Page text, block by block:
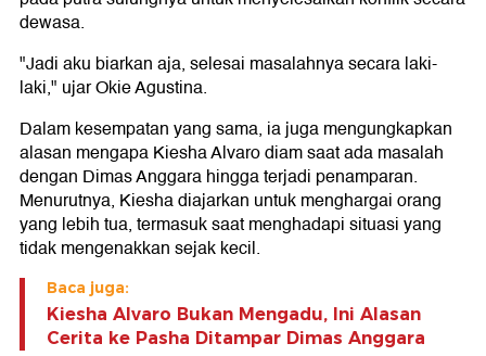
dewasa.
"Jadi aku biarkan aja, selesai masalahnya secara laki-
laki," ujar Okie Agustina.
Dalam kesempatan yang sama, ia juga mengungkapkan
alasan mengapa Kiesha Alvaro diam saat ada masalah
dengan Dimas Anggara hingga terjadi penamparan.
Menurutnya, Kiesha diajarkan untuk menghargai orang
yang lebih tua, termasuk saat menghadapi situasi yang
tidak mengenakkan sejak kecil.
Baca juga:
Kiesha Alvaro Bukan Mengadu, Ini Alasan
Cerita ke Pasha Ditampar Dimas Anggara